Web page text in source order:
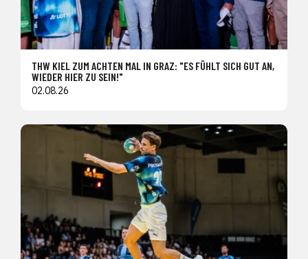
THW KIEL ZUM ACHTEN MAL IN GRAZ: "ES FÜHLT SICH GUT AN,
WIEDER HIER ZU SEIN!"
02.08.26